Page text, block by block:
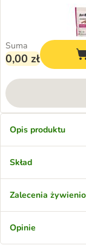
Suma
0,00 zł
Opis produktu
Skład
Zalecenia
Opinie